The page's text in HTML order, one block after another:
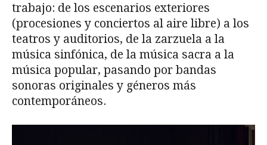
trabajo: de los escenarios exteriores
(procesiones y conciertos al aire libre) a los
teatros y auditorios, de la zarzuela a la
música sinfónica, de la música sacra a la
música popular, pasando por bandas
sonoras originales y géneros más
contemporáneos.